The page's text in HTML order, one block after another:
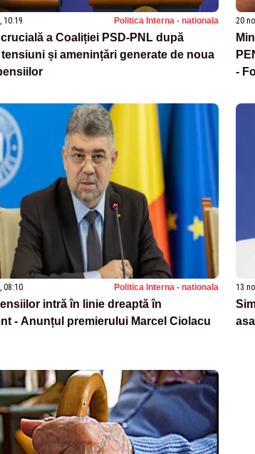
10:19 Politica Interna - nationala
a Coaliției PSD-PNL după
și amenințări generate de noua
20
-
08:10 Politica Interna - nationala
intră în linie dreaptă în
- Anunțul premierului Marcel Ciolacu
13